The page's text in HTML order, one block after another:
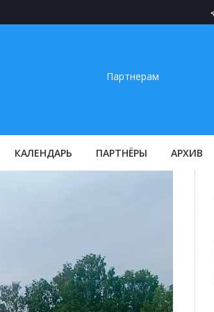
Партнерам
КАЛЕНДАРЬ ПАРТНЁРЫ АРХИВ